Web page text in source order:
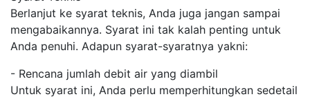
Berlanjut ke syarat teknis, Anda juga jangan sampai
mengabaikannya. Syarat ini tak kalah penting untuk
Anda penuhi. Adapun syarat-syaratnya yakni:
- Rencana jumlah debit air yang diambil
Untuk syarat ini, Anda perlu memperhitungkan sedetail